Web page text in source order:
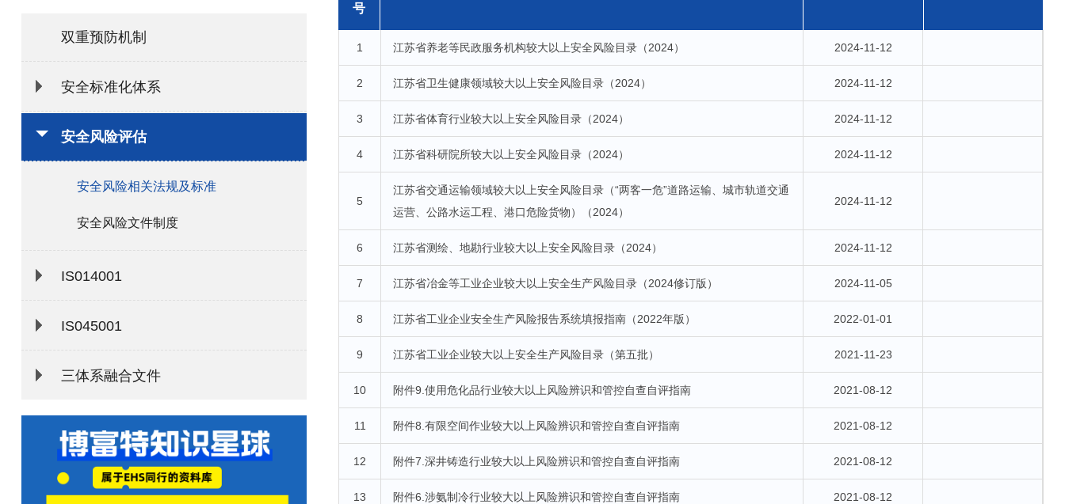
双重预防机制
安全标准化体系
安全风险评估
安全风险相关法规及标准
安全风险文件制度
IS014001
IS045001
三体系融合文件
号
1 江苏省养老等民政服务机构较大以上安全风险目录（2024） 2024-11-12
2 江苏省卫生健康领域较大以上安全风险目录（2024） 2024-11-12
3 江苏省体育行业较大以上安全风险目录（2024） 2024-11-12
4 江苏省科研院所较大以上安全风险目录（2024） 2024-11-12
5
江苏省交通运输领域较大以上安全风险目录（“两客一危”道路运输、城市轨道交通
运营、公路水运工程、港口危险货物）（2024）
2024-11-12
6 江苏省测绘、地勘行业较大以上安全风险目录（2024） 2024-11-12
7 江苏省冶金等工业企业较大以上安全生产风险目录（2024修订版） 2024-11-05
8 江苏省工业企业安全生产风险报告系统填报指南（2022年版） 2022-01-01
9 江苏省工业企业较大以上安全生产风险目录（第五批） 2021-11-23
10 附件9.使用危化品行业较大以上风险辨识和管控自查自评指南 2021-08-12
11 附件8.有限空间作业较大以上风险辨识和管控自查自评指南 2021-08-12
12 附件7.深井铸造行业较大以上风险辨识和管控自查自评指南 2021-08-12
13 附件6.涉氨制冷行业较大以上风险辨识和管控自查自评指南 2021-08-12